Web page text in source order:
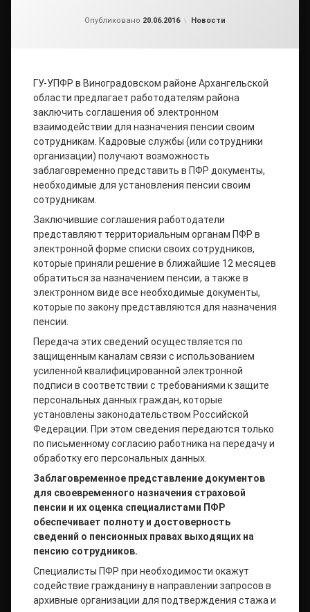
Опубликовано 20.06.2016 Рубрики:
Новости
ГУ-УПФР в Виноградовском районе Архангельской
области предлагает работодателям района
заключить соглашения об электронном
взаимодействии для назначения пенсии своим
сотрудникам. Кадровые службы (или сотрудники
организации) получают возможность
заблаговременно представить в ПФР документы,
необходимые для установления пенсии своим
сотрудникам.
Заключившие соглашения работодатели
представляют территориальным органам ПФР в
электронной форме списки своих сотрудников,
которые приняли решение в ближайшие 12 месяцев
обратиться за назначением пенсии, а также в
электронном виде все необходимые документы,
которые по закону представляются для назначения
пенсии.
Передача этих сведений осуществляется по
защищенным каналам связи с использованием
усиленной квалифицированной электронной
подписи в соответствии с требованиями к защите
персональных данных граждан, которые
установлены законодательством Российской
Федерации. При этом сведения передаются только
по письменному согласию работника на передачу и
обработку его персональных данных.
Заблаговременное представление документов
для своевременного назначения страховой
пенсии и их оценка специалистами ПФР
обеспечивает полноту и достоверность
сведений о пенсионных правах выходящих на
пенсию сотрудников.
Специалисты ПФР при необходимости окажут
содействие гражданину в направлении запросов в
архивные организации для подтверждения стажа и